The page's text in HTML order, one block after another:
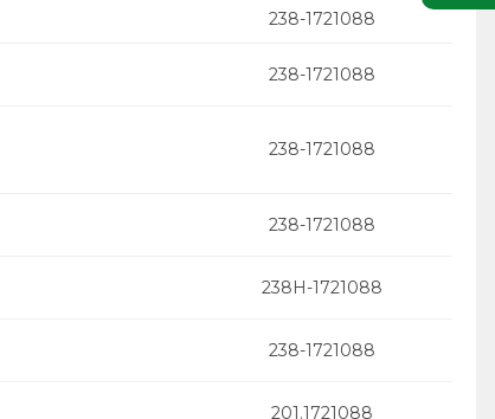
238-1721088
238-1721088
238-1721088
238-1721088
238Н-1721088
238-1721088
201.1721088